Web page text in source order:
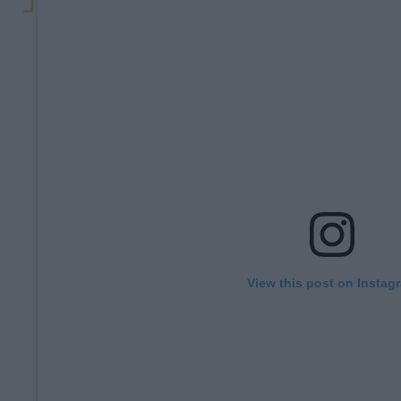
View this post on